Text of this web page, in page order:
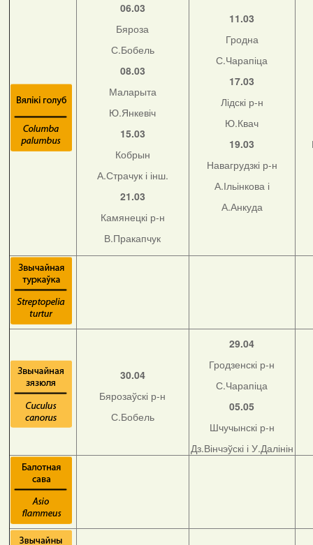
06.03
Бяроза
С.Бобель
08.03
Маларыта
Ю.Янкевіч
15.03
Кобрын
А.Страчук і інш.
21.03
Камянецкі р-н
В.Пракапчук
11.03
Гродна
С.Чарапіца
17.03
Лідскі р-н
Ю.Квач
19.03
Навагрудзкі р-н
А.Ільінкова і
А.Анкуда
30.04
Бярозаўскі р-н
С.Бобель
29.04
Гродзенскі р-н
С.Чарапіца
05.05
Шчучынскі р-н
Дз.Вінчэўскі і У.Далінін